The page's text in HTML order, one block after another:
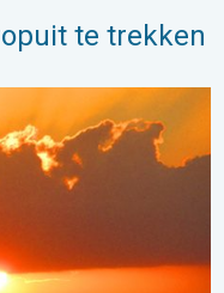
te trekken
uploader. . .